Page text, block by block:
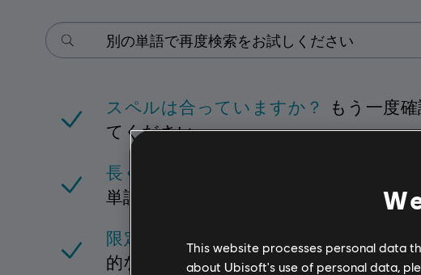
スペルは合っていますか？
もう一度確
てください
長くなっていませんか？
単語で検索がおすすめ
限定的な単語を使用していませんか？
的な単語がより結果が出やすくなります
This website processes personal data
about Ubisoft's use of personal data,